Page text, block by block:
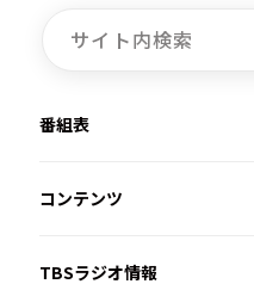
番組表
コンテンツ
TBSラジオ情報